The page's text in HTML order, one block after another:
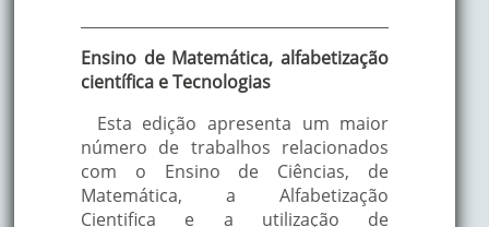
Ensino de Matemática, alfabetização
científica e Tecnologias
Esta edição apresenta um maior
número de trabalhos relacionados
com o Ensino de Ciências, de
Matemática, a Alfabetização
Cientifica e a utilização de